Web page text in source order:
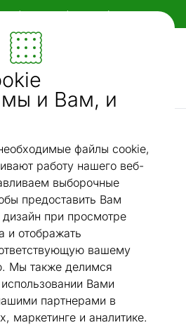
и Вам, и
файлы cookie,
работу нашего веб-
выборочные
предоставить Вам
при просмотре
и отображать
вашему
Мы также делимся
Вами
партнерами в
маркетинге и аналитике.
удобные способы оплаты!
- ON24